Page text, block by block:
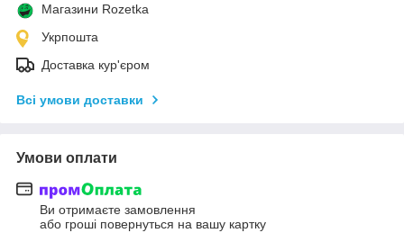
Магазини Rozetka
Укрпошта
Доставка кур'єром
Всі умови доставки
Умови оплати
Ви отримаєте замовлення
або гроші повернуться на вашу картку